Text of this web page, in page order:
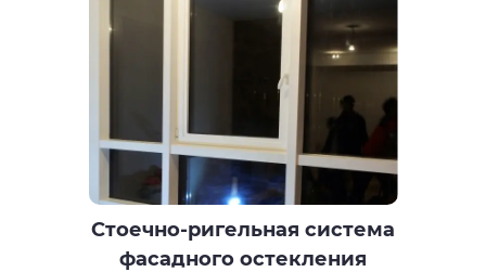
Стоечно-ригельная система
фасадного остекления